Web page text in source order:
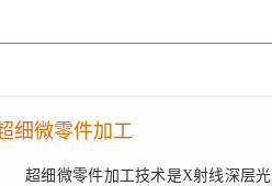
细微零件加工
超细微零件加工技术是X射线深层